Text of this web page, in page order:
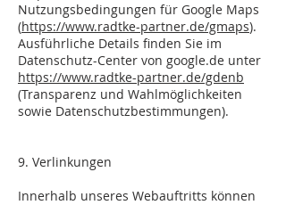
Nutzungsbedingungen für Google Maps
(https://www.radtke-partner.de/gmaps).
Ausführliche Details finden Sie im
Datenschutz-Center von google.de unter
https://www.radtke-partner.de/gdenb
(Transparenz und Wahlmöglichkeiten
sowie Datenschutzbestimmungen).
9. Verlinkungen
Innerhalb unseres Webauftritts können